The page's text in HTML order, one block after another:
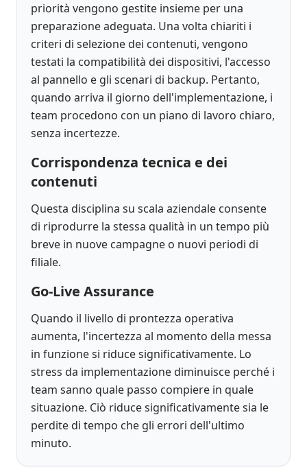
priorità vengono gestite insieme per una
preparazione adeguata. Una volta chiariti i
criteri di selezione dei contenuti, vengono
testati la compatibilità dei dispositivi, l'accesso
al pannello e gli scenari di backup. Pertanto,
quando arriva il giorno dell'implementazione, i
team procedono con un piano di lavoro chiaro,
senza incertezze.
Corrispondenza tecnica e dei
contenuti
Questa disciplina su scala aziendale consente
di riprodurre la stessa qualità in un tempo più
breve in nuove campagne o nuovi periodi di
filiale.
Go-Live Assurance
Quando il livello di prontezza operativa
aumenta, l'incertezza al momento della messa
in funzione si riduce significativamente. Lo
stress da implementazione diminuisce perché i
team sanno quale passo compiere in quale
situazione. Ciò riduce significativamente sia le
perdite di tempo che gli errori dell'ultimo
minuto.